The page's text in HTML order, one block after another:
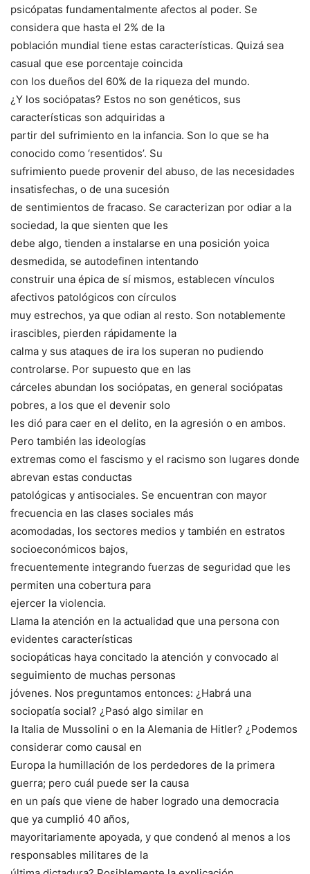
psicópatas fundamentalmente afectos al poder. Se
considera que hasta el 2% de la
población mundial tiene estas características. Quizá sea
casual que ese porcentaje coincida
con los dueños del 60% de la riqueza del mundo.
¿Y los sociópatas? Estos no son genéticos, sus
características son adquiridas a
partir del sufrimiento en la infancia. Son lo que se ha
conocido como ‘resentidos’. Su
sufrimiento puede provenir del abuso, de las necesidades
insatisfechas, o de una sucesión
de sentimientos de fracaso. Se caracterizan por odiar a la
sociedad, la que sienten que les
debe algo, tienden a instalarse en una posición yoica
desmedida, se autodefinen intentando
construir una épica de sí mismos, establecen vínculos
afectivos patológicos con círculos
muy estrechos, ya que odian al resto. Son notablemente
irascibles, pierden rápidamente la
calma y sus ataques de ira los superan no pudiendo
controlarse. Por supuesto que en las
cárceles abundan los sociópatas, en general sociópatas
pobres, a los que el devenir solo
les dió para caer en el delito, en la agresión o en ambos.
Pero también las ideologías
extremas como el fascismo y el racismo son lugares donde
abrevan estas conductas
patológicas y antisociales. Se encuentran con mayor
frecuencia en las clases sociales más
acomodadas, los sectores medios y también en estratos
socioeconómicos bajos,
frecuentemente integrando fuerzas de seguridad que les
permiten una cobertura para
ejercer la violencia.
Llama la atención en la actualidad que una persona con
evidentes características
sociopáticas haya concitado la atención y convocado al
seguimiento de muchas personas
jóvenes. Nos preguntamos entonces: ¿Habrá una
sociopatía social? ¿Pasó algo similar en
la Italia de Mussolini o en la Alemania de Hitler? ¿Podemos
considerar como causal en
Europa la humillación de los perdedores de la primera
guerra; pero cuál puede ser la causa
en un país que viene de haber logrado una democracia
que ya cumplió 40 años,
mayoritariamente apoyada, y que condenó al menos a los
responsables militares de la